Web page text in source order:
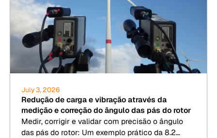
July 3, 2026
Redução de carga e vibração através da
medição e correção do ângulo das pás do rotor
Medir, corrigir e validar com precisão o ângulo
das pás do rotor: Um exemplo prático da 8.2